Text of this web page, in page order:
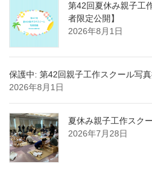
第42回夏休み親子工
者限定公開】
2026年8月1日
保護中: 第42回親子工作スクール写
2026年8月1日
夏休み親子工作スク
2026年7月28日